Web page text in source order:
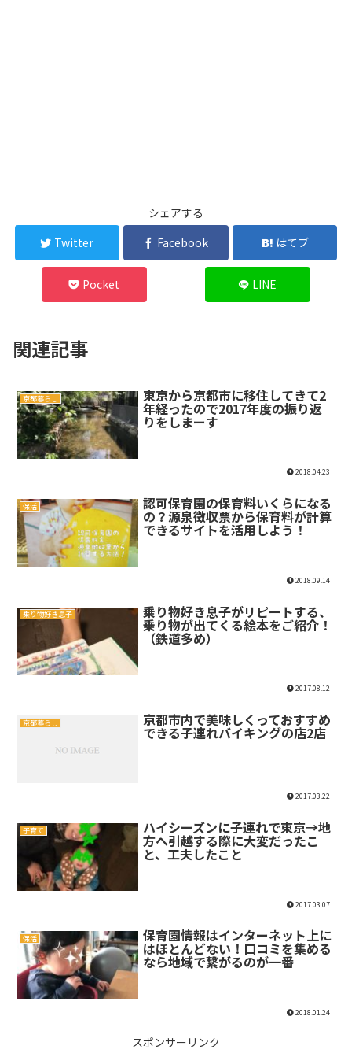
シェアする
Twitter
Facebook はてブ
Pocket LINE
関連記事
京都暮らし 東京から京都市に移住してきて2
年経ったので2017年度の振り返
りをしまーす
2018.04.23
保活 認可保育園の保育料いくらになる
の？源泉徴収票から保育料が計算
できるサイトを活用しよう！
2018.09.14
乗り物好き息子 乗り物好き息子がリピートする、
乗り物が出てくる絵本をご紹介！
（鉄道多め）
2017.08.12
京都暮らし 京都市内で美味しくっておすすめ
できる子連れバイキングの店2店
2017.03.22
子育て ハイシーズンに子連れで東京→地
方へ引越する際に大変だったこ
と、工夫したこと
2017.03.07
保活 保育園情報はインターネット上に
はほとんどない！口コミを集める
なら地域で繋がるのが一番
2018.01.24
スポンサーリンク